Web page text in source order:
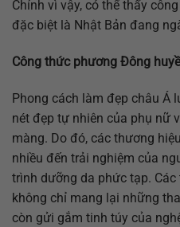
Chính vì vậy, có thể thấy
đặc biệt là Nhật Bản đang
Công thức phương Đông
Phong cách làm đẹp châu Á
nét đẹp tự nhiên của phụ nữ
màng. Do đó, các thương
nhiều đến trải nghiệm của
trình dưỡng da phức tạp.
không chỉ mang lại những
còn gửi gắm tinh túy của